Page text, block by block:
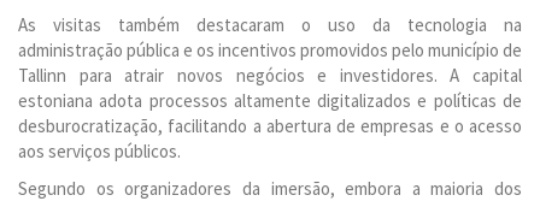
As visitas também destacaram o uso da tecnologia na
administração pública e os incentivos promovidos pelo município de
Tallinn para atrair novos negócios e investidores. A capital
estoniana adota processos altamente digitalizados e políticas de
desburocratização, facilitando a abertura de empresas e o acesso
aos serviços públicos.
Segundo os organizadores da imersão, embora a maioria dos